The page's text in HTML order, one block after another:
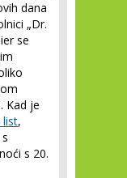
dana
„Dr.
se
Kad je
list,
s 20.